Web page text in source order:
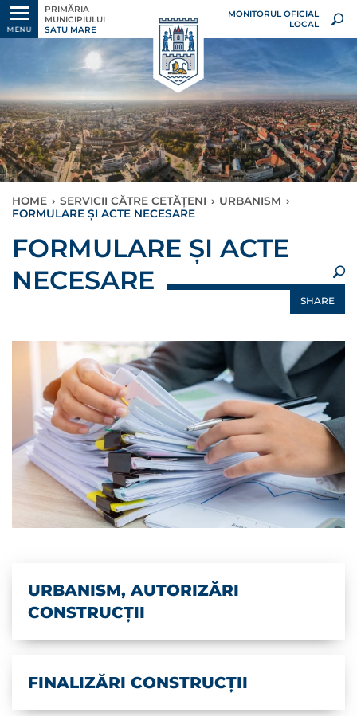
MENU
PRIMĂRIA
MUNICIPIULUI
SATU MARE
MONITORUL OFICIAL
LOCAL
HOME › SERVICII CĂTRE CETĂȚENI › URBANISM ›
FORMULARE ȘI ACTE NECESARE
FORMULARE ȘI ACTE
NECESARE
SHARE
URBANISM, AUTORIZĂRI
CONSTRUCȚII
FINALIZĂRI CONSTRUCȚII